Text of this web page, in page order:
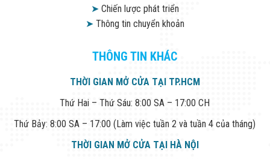
➤Chiến lược phát triển
➤Thông tin chuyển khoản
THÔNG TIN KHÁC
THỜI GIAN MỞ CỬA TẠI TP.HCM
Thứ Hai – Thứ Sáu: 8:00 SA – 17:00 CH
Thứ Bảy: 8:00 SA – 17:00 (Làm việc tuần 2 và tuần 4 của tháng)
THỜI GIAN MỞ CỬA TẠI HÀ NỘI